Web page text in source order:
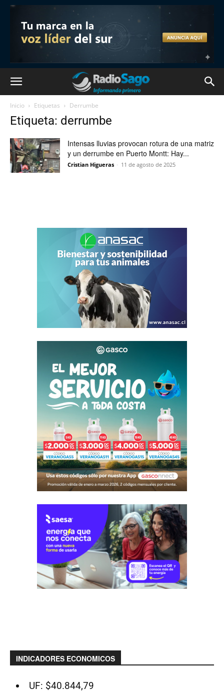
Inicio Etiquetas Derrumbe
Etiqueta: derrumbe
Intensas lluvias provocan rotura de una matriz
y un derrumbe en Puerto Montt: Hay...
Cristian Higueras - 11 de agosto de 2025
INDICADORES ECONOMICOS
UF: $40.844,79